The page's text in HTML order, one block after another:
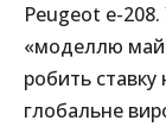
Peugeot e-
«моделлю
робить ставку
глобальне